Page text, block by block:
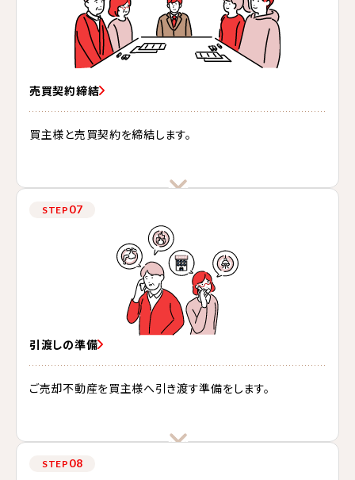
売買契約締結
買主様と売買契約を締結します。
STEP 07
引渡しの準備
ご売却不動産を買主様へ引き渡す準備をします。
STEP 08